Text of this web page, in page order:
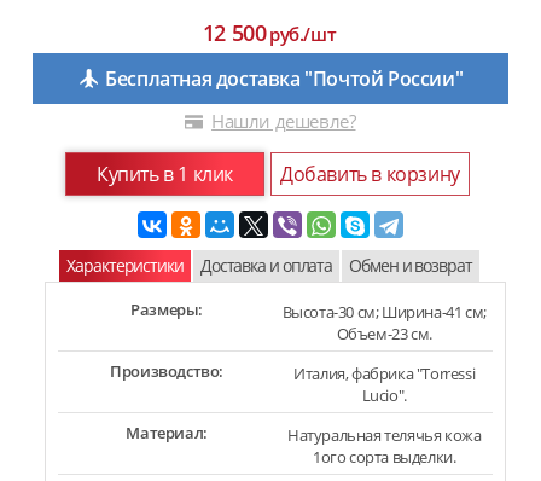
12 500руб./шт
Бесплатная доставка "Почтой России"
Нашли дешевле?
Купить в 1 клик Добавить в корзину
Характеристики Доставка и оплата Обмен и возврат
Размеры:
Высота-30 см; Ширина-41 см;
Объем-23 см.
Производство:
Италия, фабрика "Torressi
Lucio".
Материал:
Натуральная телячья кожа
1ого сорта выделки.